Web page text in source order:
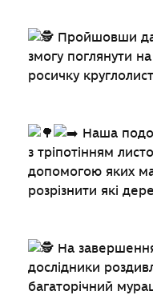
Пройшовши
змогу поглянути
росичку
Наша
з тріпотінням
допомогою яких
розрізнити які
На
дослідники
багаторічний